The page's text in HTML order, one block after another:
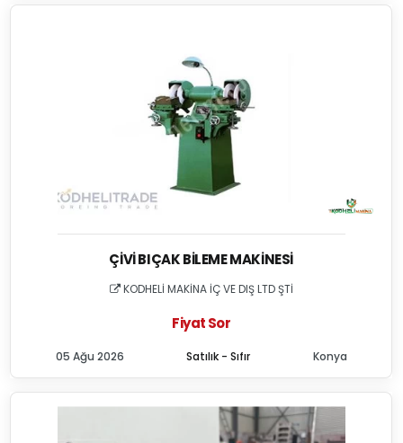
ÇIVI BIÇAK BILEME MAKINESI
KODHELİ MAKİNA İÇ VE DIŞ LTD ŞTİ
Fiyat Sor
Satılık - Sıfır
05 Ağu 2026 Konya